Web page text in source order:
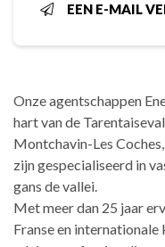
EEN E-MAIL
Onze agentschappen
hart van de
Montchavin-Les
zijn gespecialiseerd in
gans de vallei.
Met meer dan 25 jaar
Franse en